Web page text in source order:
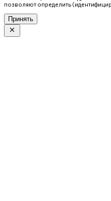
позволяют определить
Принять